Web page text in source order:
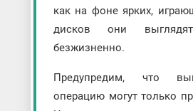
как на фоне ярких,
дисков они
безжизненно.
Предупредим, что
операцию могут только